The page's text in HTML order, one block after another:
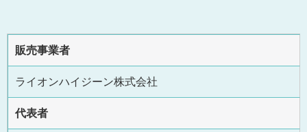
販売事業者
ライオンハイジーン株式会社
代表者